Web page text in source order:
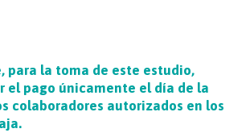
para la toma de este estudio,
el pago únicamente el día de la
colaboradores autorizados en los